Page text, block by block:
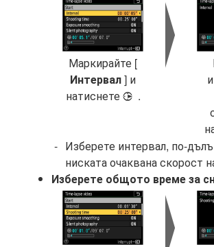
Маркирайте [
Интервал] и
натиснете 2 .
Изберете интервал, по-
ниската очаквана скорост
Изберете общото време за